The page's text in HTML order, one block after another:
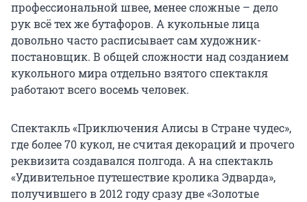
профессиональной швее, менее сложные – дело
рук всё тех же бутафоров. А кукольные лица
довольно часто расписывает сам художник-
постановщик. В общей сложности над созданием
кукольного мира отдельно взятого спектакля
работают всего восемь человек.
Спектакль «Приключения Алисы в Стране чудес»,
где более 70 кукол, не считая декораций и прочего
реквизита создавался полгода. А на спектакль
«Удивительное путешествие кролика Эдварда»,
получившего в 2012 году сразу две «Золотые